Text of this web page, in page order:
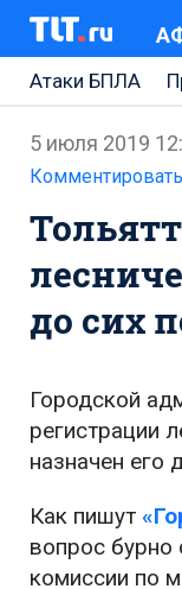
Атаки БПЛА
Ремонт
Ремонт
Набережная
Неделя
5 июля 2019
Комментировать
до сих
Городской
регистрации
назначен его
Как пишут
вопрос бурно
комиссии по